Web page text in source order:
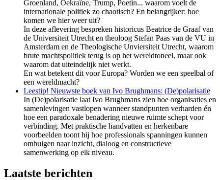
Groenland, Oekraïne, Trump, Poetin... waarom voelt de
internationale politiek zo chaotisch? En belangrijker: hoe
komen we hier weer uit?
In deze aflevering bespreken historicus Beatrice de Graaf van
de Universiteit Utrecht en theoloog Stefan Paas van de VU in
Amsterdam en de Theologische Unviersiteit Utrecht, waarom
brute machtspolitiek terug is op het wereldtoneel, maar ook
waarom dat uiteindelijk niet werkt.
En wat betekent dit voor Europa? Worden we een speelbal of
een wereldmacht?
Leestip! Nieuwste boek van Ivo Brughmans: (De)polarisatie
In (De)polarisatie laat Ivo Brughmans zien hoe organisaties en
samenlevingen vastlopen wanneer standpunten verharden én
hoe een paradoxale benadering nieuwe ruimte schept voor
verbinding. Met praktische handvatten en herkenbare
voorbeelden toont hij hoe professionals spanningen kunnen
ombuigen naar inzicht, dialoog en constructieve
samenwerking op elk niveau.
Laatste berichten